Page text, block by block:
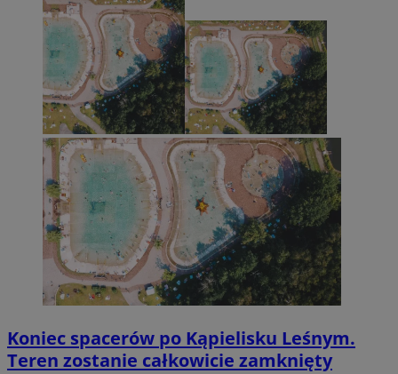
Koniec spacerów po Kąpielisku Leśnym.
Teren zostanie całkowicie zamknięty